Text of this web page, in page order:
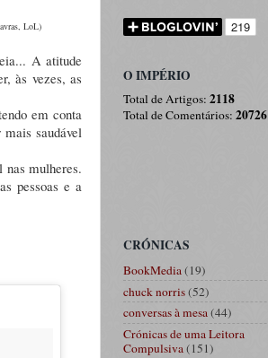
LoL)
A atitude
às vezes, as
em conta
saudável
nas mulheres.
pessoas e a
O IMPÉRIO
Total de Artigos: 2118
Total de Comentários: 20726
CRÓNICAS
BookMedia(19)
chuck norris(52)
conversas à mesa(44)
Crónicas de uma Leitora
Compulsiva(151)